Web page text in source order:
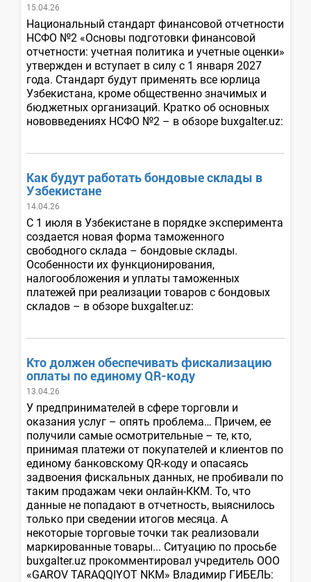
15.04.26
Национальный стандарт финансовой отчетности
НСФО №2 «Основы подготовки финансовой
отчетности: учетная политика и учетные оценки»
утвержден и вступает в силу с 1 января 2027
года. Стандарт будут применять все юрлица
Узбекистана, кроме общественно значимых и
бюджетных организаций. Кратко об основных
нововведениях НСФО №2 – в обзоре buxgalter.uz:
Как будут работать бондовые склады в
Узбекистане
14.04.26
С 1 июля в Узбекистане в порядке эксперимента
создается новая форма таможенного
свободного склада – бондовые склады.
Особенности их функционирования,
налогообложения и уплаты таможенных
платежей при реализации товаров с бондовых
складов – в обзоре buxgalter.uz:
Кто должен обеспечивать фискализацию
оплаты по единому QR-коду
13.04.26
У предпринимателей в сфере торговли и
оказания услуг – опять проблема… Причем, ее
получили самые осмотрительные – те, кто,
принимая платежи от покупателей и клиентов по
единому банковскому QR-коду и опасаясь
задвоения фискальных данных, не пробивали по
таким продажам чеки онлайн-ККМ. То, что
данные не попадают в отчетность, выяснилось
только при сведении итогов месяца. А
некоторые торговые точки так реализовали
маркированные товары... Ситуацию по просьбе
buxgalter.uz прокомментировал учредитель ООО
«GAROV TARAQQIYOT NKM» Владимир ГИБЕЛЬ: